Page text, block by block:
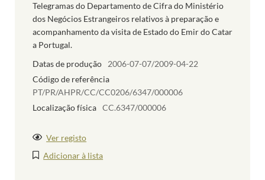
Telegramas do Departamento de Cifra do Ministério
dos Negócios Estrangeiros relativos à preparação e
acompanhamento da visita de Estado do Emir do Catar
a Portugal.
Datas de produção
2006-07-07/2009-04-22
Código de referência
PT/PR/AHPR/CC/CC0206/6347/000006
Localização física CC.6347/000006
Ver registo
Adicionar à lista